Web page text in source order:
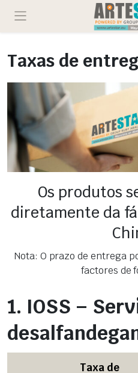
Taxas de
Os produtos
diretamente da
Nota: O prazo de entrega
factores de
1. IOSS –
Taxa de